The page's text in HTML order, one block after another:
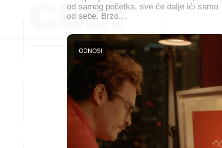
od samog početka, sve će dalje ići samo
od sebe. Brzo…
ODNOSI